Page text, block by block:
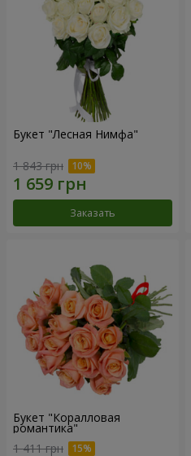
Букет "Лесная Нимфа"
1 843 грн
Заказать
Букет "Коралловая
романтика"
1 411 грн